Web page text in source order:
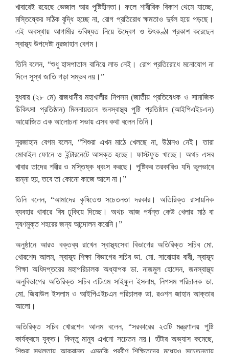
খাবারেই রয়েছে ভেজাল আর পুষ্টিহীনতা। ফলে শারীরিক বিকাশ থেমে যাচ্ছে,
মস্তিষ্কের সঠিক বৃদ্ধি হচ্ছে না, রোগ প্রতিরোধ ক্ষমতাও দুর্বল হয়ে পড়ছে।
এই অবস্থায় আগামীর ভবিষ্যত নিয়ে উদ্বেগ ও উৎকণ্ঠা প্রকাশ করেছেন
স্বাস্থ্য উপদেষ্টা নুরজাহান বেগম।
তিনি বলেন, “শুধু হাসপাতাল বানিয়ে লাভ নেই। রোগ প্রতিরোধে মনোযোগ না
দিলে সুস্থ জাতি গড়া সম্ভব নয়।”
বুধবার (২৮ মে) রাজধানীর মহাখালীর নিপসম (জাতীয় প্রতিষেধক ও সামাজিক
চিকিৎসা প্রতিষ্ঠান) মিলনায়তনে জনস্বাস্থ্য পুষ্টি প্রতিষ্ঠান (আইপিএইচএন)
আয়োজিত এক আলোচনা সভায় এসব কথা বলেন তিনি।
নুরজাহান বেগম বলেন, “শিশুরা এখন মাঠে খেলছে না, উঠানও নেই। তারা
মোবাইল ফোনে ও ইন্টারনেটে আসক্ত হচ্ছে। ফাস্টফুড খাচ্ছে। অথচ এসব
খাবার তাদের শরীর ও মস্তিষ্ক ধ্বংস করছে। পুষ্টিকর তরকারিও যদি ভুলভাবে
রান্না হয়, তবে তা কোনো কাজে আসে না।”
তিনি বলেন, “আমাদের কৃষিতেও সচেতনতা দরকার। অতিরিক্ত রাসায়নিক
ব্যবহার খাবারে বিষ ঢুকিয়ে দিচ্ছে। অথচ আজ পর্যন্ত কেউ খেলার মাঠ বা
দূষণমুক্ত শহরের জন্য আন্দোলন করেনি।”
অনুষ্ঠানে আরও বক্তব্য রাখেন স্বাস্থ্যসেবা বিভাগের অতিরিক্ত সচিব মো.
খোরশেদ আলম, স্বাস্থ্য শিক্ষা বিভাগের সচিব ডা. মো. সারোয়ার বারী, স্বাস্থ্য
শিক্ষা অধিদপ্তরের মহাপরিচালক অধ্যাপক ডা. নাজমুল হোসেন, জনস্বাস্থ্য
অনুবিভাগের অতিরিক্ত সচিব এটিএম সাইফুল ইসলাম, নিপসম পরিচালক ডা.
মো. জিয়াউল ইসলাম ও আইপিএইচএন পরিচালক ডা. রওশন জাহান আক্তার
আলো।
অতিরিক্ত সচিব খোরশেদ আলম বলেন, “সরকারের ২৩টি মন্ত্রণালয় পুষ্টি
কার্যক্রমে যুক্ত। কিন্তু মানুষ এখনো সচেতন নয়। হাঁটার অভ্যাস কমেছে,